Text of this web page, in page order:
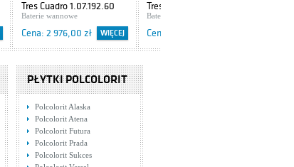
Tres Cuadro 1.07.192.60
Baterie wannowe
Cena: 2 976,00 zł WIĘCEJ
Tres Cuadro Exclusive
4.06.180
Baterie natryskowe
Cena: 992,00 zł
PŁYTKI POLCOLORIT
Polcolorit Alaska
Polcolorit Atena
Polcolorit Futura
Polcolorit Prada
Polcolorit Sukces